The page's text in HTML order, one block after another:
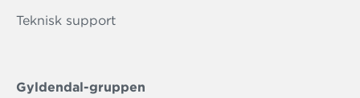
Teknisk support
Gyldendal-gruppen